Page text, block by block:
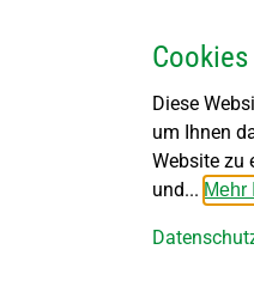
Kirchenplatz 1
3950 Dietmanns
Tel: +43 (02852)
Diese
um Ihnen
Website zu
und... Mehr